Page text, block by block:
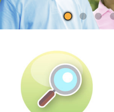
社署長者資訊網